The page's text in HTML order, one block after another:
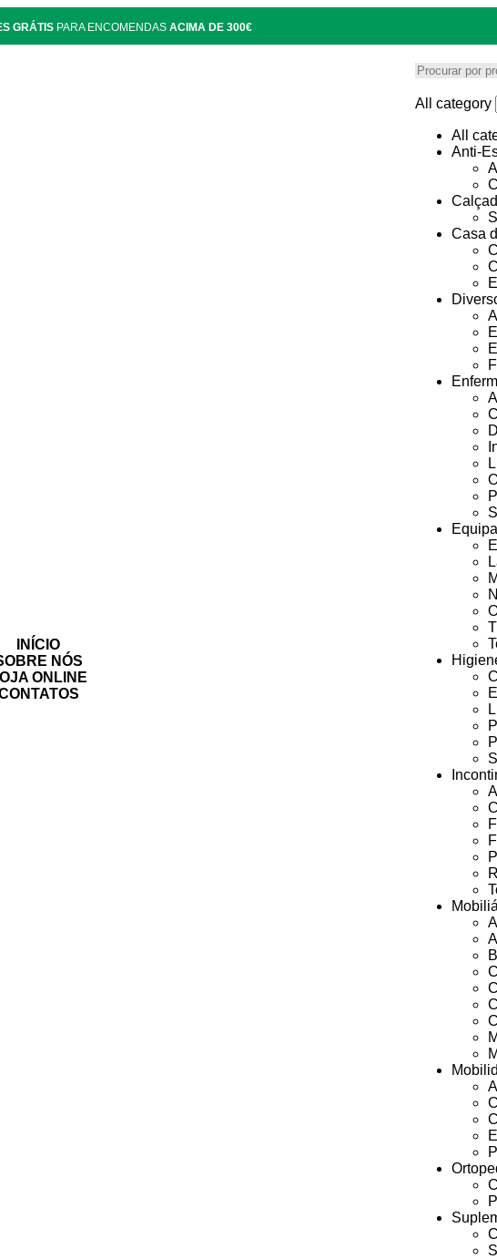
GRÁTIS PARA ENCOMENDASACIMA DE 300€
INÍCIO
NÓS
ONLINE
All category
All
Anti-
Casa